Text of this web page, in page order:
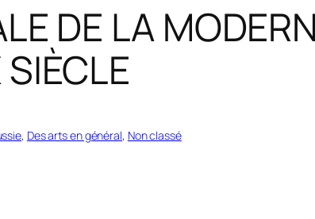
DE LA
, Des arts en général, Non classé